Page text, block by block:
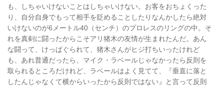
も、しちゃいけないことはしちゃいけない。お客をおちょくった
り、自分自身でもって相手を貶めることしたりなんかしたら絶対
いけないのが6メートル40（センチ）のプロレスのリングの中。そ
れを真剣に闘ったからこそアリ猪木の友情が生まれたんだ。あん
な闘って、けっぱぐられて、猪木さんがヒジ打ちいったけれど
も、あれ普通だったら、マイク・ラベールじゃなかったら反則を
取られるところだけれど、ラベールはよく見てて、『垂直に落と
したんじゃなくて横からいったから反則ではない』と言って反則